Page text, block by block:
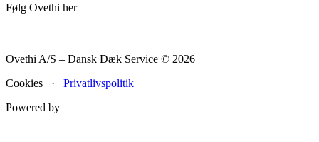
Følg Ovethi her
Ovethi A/S – Dansk Dæk Service © 2026
Cookies · Privatlivspolitik
Powered by